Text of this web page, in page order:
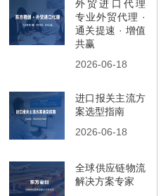
外贸进口代理
专业外贸代理 ·
通关提速 · 增值
共赢
2026-06-18
进口报关主流方
案选型指南
2026-06-18
全球供应链物流
解决方案专家